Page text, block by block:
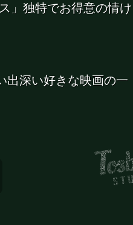
」独特でお得意の情け
出深い好きな映画の一